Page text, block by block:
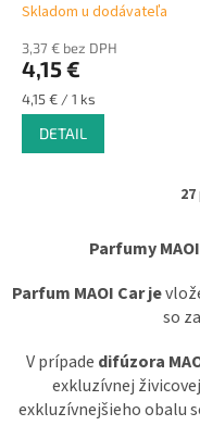
Skladom u dodávateľa
3,37 € bez DPH
4,15 €
Jednotková
cena:
4,15 € / 1 ks
DETAIL
27
Parfumy
Parfum MAOI Car je
so
V prípade difúzora
exkluzívnej
exkluzívnejšieho obalu